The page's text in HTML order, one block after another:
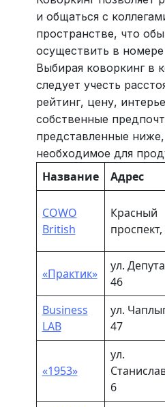
и общаться с
пространстве, что
осуществить в
Выбирая коворкинг в
следует учесть
рейтинг, цену,
собственные
представленные
необходимое для
Название Адрес
COWO
British
Красный
проспект,
«Практик»
ул.
46
Business
LAB
ул.
47
«1953»
ул.
6